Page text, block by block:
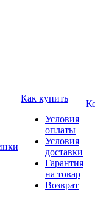
Как купить
Условия
оплаты
Условия
доставки
Гарантия
на товар
Возврат